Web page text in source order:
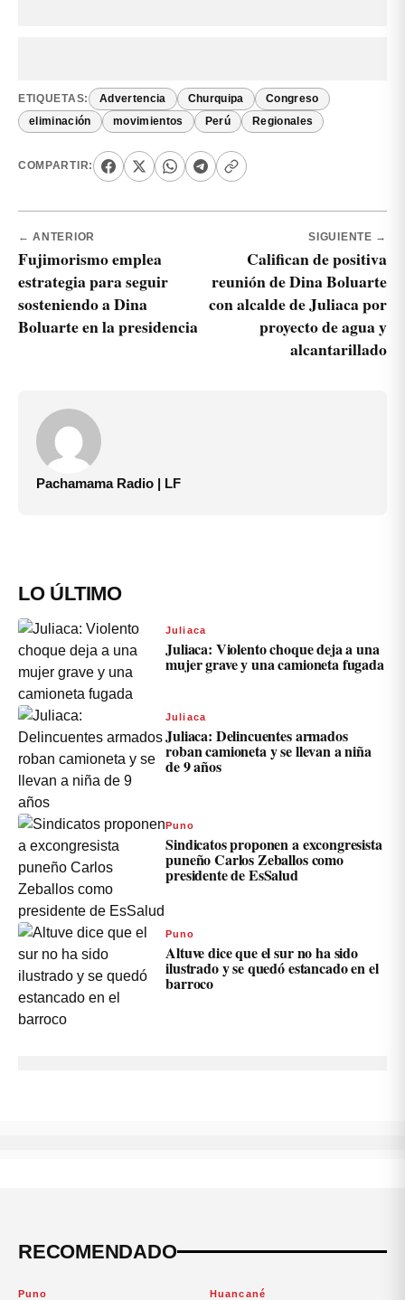
ETIQUETAS: Advertencia Churquipa Congreso
eliminación movimientos Perú Regionales
COMPARTIR:
← ANTERIOR
Fujimorismo emplea
estrategia para seguir
sosteniendo a Dina
Boluarte en la presidencia
SIGUIENTE →
Califican de positiva
reunión de Dina Boluarte
con alcalde de Juliaca por
proyecto de agua y
alcantarillado
Pachamama Radio | LF
LO ÚLTIMO
Juliaca
Juliaca: Violento choque deja a una
mujer grave y una camioneta fugada
Juliaca
Juliaca: Delincuentes armados
roban camioneta y se llevan a niña
de 9 años
Puno
Sindicatos proponen a excongresista
puneño Carlos Zeballos como
presidente de EsSalud
Puno
Altuve dice que el sur no ha sido
ilustrado y se quedó estancado en el
barroco
RECOMENDADO
Puno Huancané